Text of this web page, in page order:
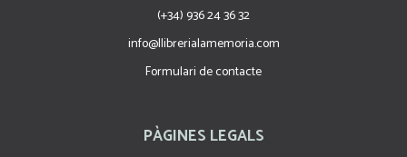
(+34) 936 24 36 32
info@llibrerialamemoria.com
Formulari de contacte
PÀGINES LEGALS